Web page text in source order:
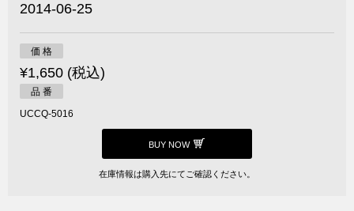
2014-06-25
価 格
¥1,650 (税込)
品 番
UCCQ-5016
BUY NOW
在庫情報は購入先にてご確認ください。